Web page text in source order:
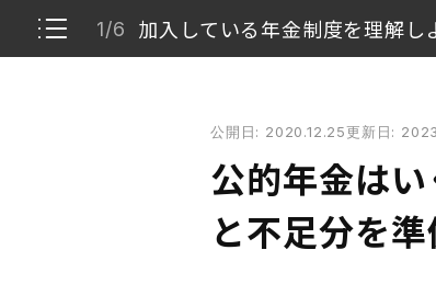
1/6 加入している年金制度を理解し
加入している年金制度を理解しよう
公的年金はいつからもらえるのか
公開日: 2020.12.25更新日:
公的年金は
と不足分を